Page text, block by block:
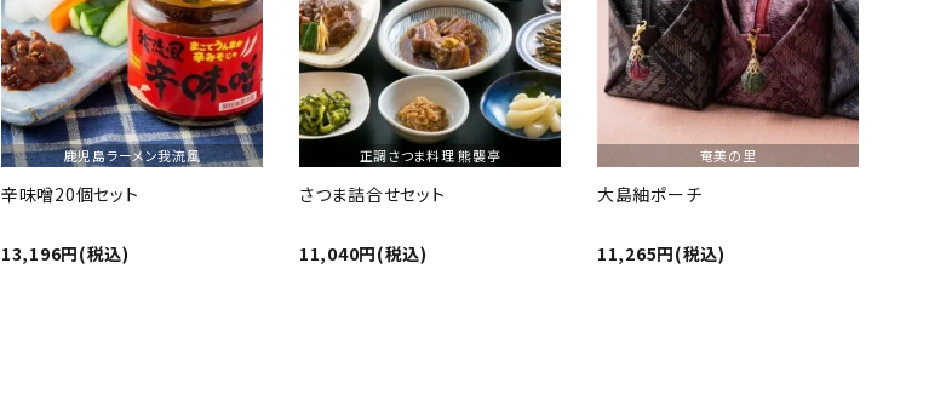
鹿児島ラーメン我流風
辛味噌20個セット
13,196円(税込)
正調さつま料理 熊襲亭
さつま詰合せセット
11,040円(税込)
奄美の里
大島紬ポーチ
11,265円(税込)